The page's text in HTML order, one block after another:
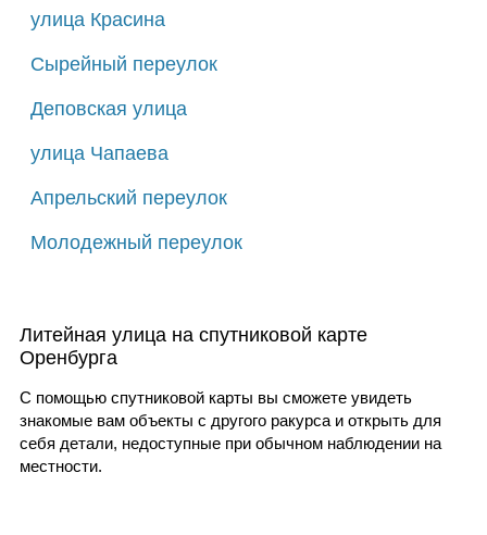
улица Красина
Сырейный переулок
Деповская улица
улица Чапаева
Апрельский переулок
Молодежный переулок
Литейная улица на спутниковой карте
Оренбурга
С помощью спутниковой карты вы сможете увидеть
знакомые вам объекты с другого ракурса и открыть для
себя детали, недоступные при обычном наблюдении на
местности.